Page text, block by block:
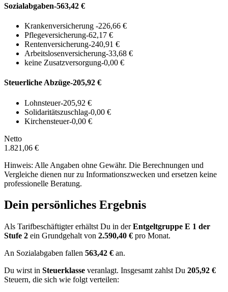
Sozialabgaben-563,42 €
Krankenversicherung -226,66 €
Pflegeversicherung-62,17 €
Rentenversicherung-240,91 €
Arbeitslosenversicherung-33,68 €
keine Zusatzversorgung-0,00 €
Steuerliche Abzüge-205,92 €
Lohnsteuer-205,92 €
Solidaritätszuschlag-0,00 €
Kirchensteuer-0,00 €
Netto
1.821,06 €
Hinweis: Alle Angaben ohne Gewähr. Die Berechnungen und
Vergleiche dienen nur zu Informationszwecken und ersetzen keine
professionelle Beratung.
Dein persönliches Ergebnis
Als Tarifbeschäftigter erhältst Du in derEntgeltgruppe E 1 der
Stufe 2 ein Grundgehalt von 2.590,40 € pro Monat.
An Sozialabgaben fallen 563,42 € an.
Du wirst in Steuerklasse veranlagt. Insgesamt zahlst Du 205,92 €
Steuern, die sich wie folgt verteilen: